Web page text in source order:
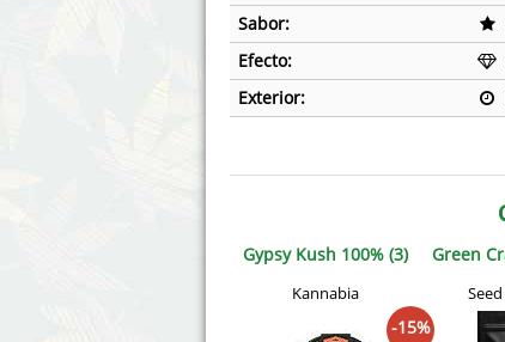
Sabor:
Efecto:
Exterior:
Gypsy Kush 100% (3)
Kannabia
-15%
Green